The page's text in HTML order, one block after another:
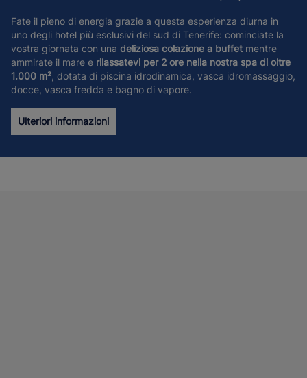
Fate il pieno di energia grazie a questa esperienza diurna in
uno degli hotel più esclusivi del sud di Tenerife: cominciate la
vostra giornata con una deliziosa colazione a buffet mentre
ammirate il mare e rilassatevi per 2 ore nella nostra spa di oltre
1.000 m², dotata di piscina idrodinamica, vasca idromassaggio,
docce, vasca fredda e bagno di vapore.
Ulteriori informazioni